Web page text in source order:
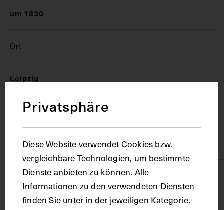
um 1830
Ort
Leipzig
Material
Karton
Technik
Privatsphäre
Diese Website verwendet Cookies bzw.
vergleichbare Technologien, um bestimmte
Dienste anbieten zu können. Alle
Informationen zu den verwendeten Diensten
finden Sie unter in der jeweiligen Kategorie.